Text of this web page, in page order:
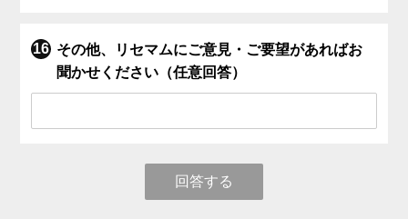
その他、リセマムにご意見・ご要望があればお
聞かせください（任意回答）
回答する